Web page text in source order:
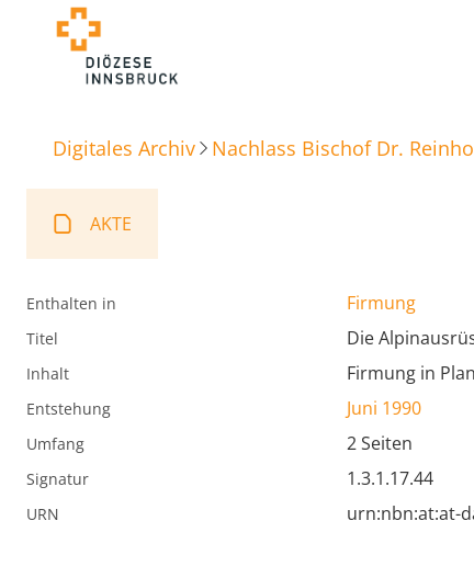
Digitales Archiv Nachlass Bischof Dr.
AKTE
Enthalten in Firmung
Titel Die
Inhalt Firmung in
Entstehung Juni 1990
Umfang 2 Seiten
Signatur 1.3.1.17.44
URN urn:nbn:at:at-